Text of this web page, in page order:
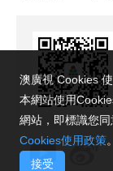
澳廣視 Cookies
本網站使用
網站，即標識您
Cookies使用政策。
接受